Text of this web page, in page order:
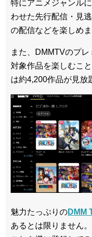
特にアニメジャンル
わせた先行配信・見
の配信などを楽しめま
また、DMMTVのプ
対象作品を楽しむこ
は約4,200作品が見放
魅力たっぷりのDMM
あるとは限りません。